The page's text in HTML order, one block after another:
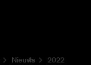
Nieuws
2022